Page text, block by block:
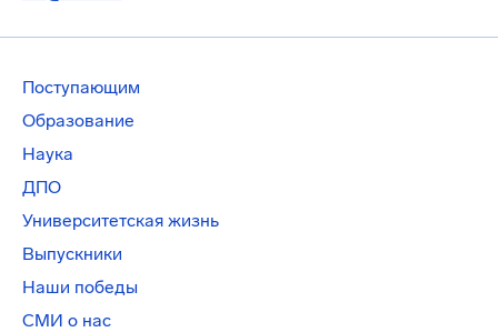
Поступающим
Образование
Наука
ДПО
Университетская жизнь
Выпускники
Наши победы
СМИ о нас